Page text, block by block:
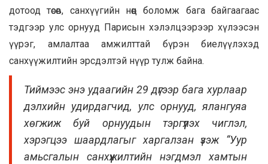
дотоод төсөв, санхүүгийн нөөц боломж бага байгаагаас
тэдгээр улс орнууд Парисын хэлэлцээрээр хүлээсэн
үүрэг, амлалтаа амжилттай бүрэн биелүүлэхэд
санхүүжилтийн эрсдэлтэй нүүр тулж байна.
Тиймээс энэ удаагийн 29 дүгээр бага хурлаар
дэлхийн удирдагчид, улс орнууд, ялангуяа
хөгжиж буй орнуудын тэргүүлэх чиглэл,
хэрэгцээ шаардлагыг харгалзан үзэж “Уур
амьсгалын санхүүжилтийн нэгдмэл хамтын